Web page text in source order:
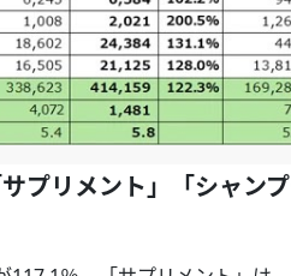
プリメント」「シャン